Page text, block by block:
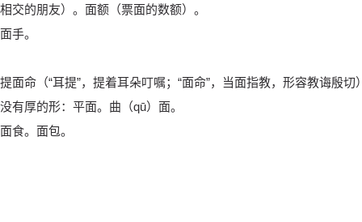
交的朋友）。面额（票面的数额）。
手。
面命（“耳提”，提着耳朵叮嘱；“面命”，当面指教，形容教诲殷切
有厚的形：平面。曲（qū）面。
食。面包。